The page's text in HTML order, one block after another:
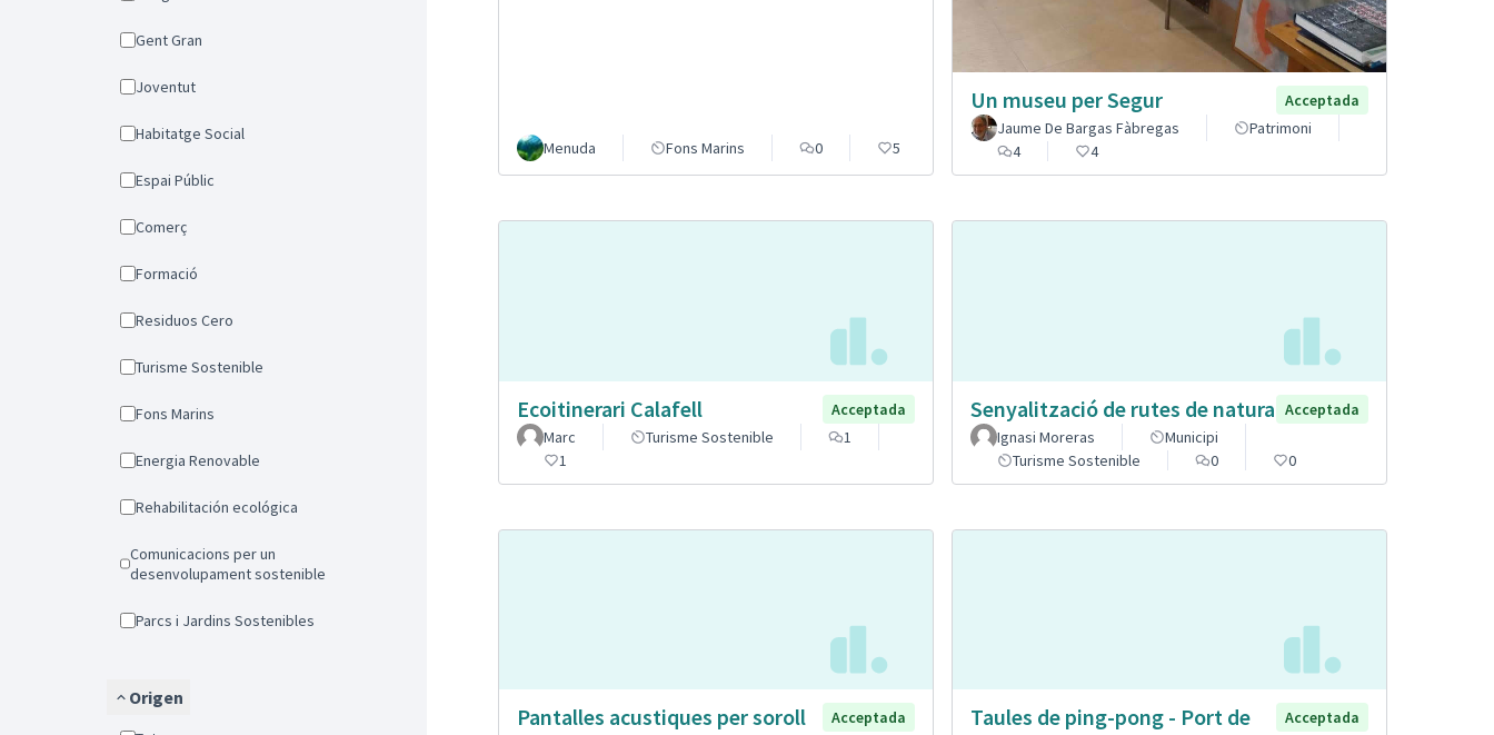
Gent Gran
Joventut
Habitatge Social
Espai Públic
Comerç
Formació
Residuos Cero
Turisme Sostenible
Fons Marins
Energia Renovable
Rehabilitación ecológica
Comunicacions per un
desenvolupament sostenible
Parcs i Jardins Sostenibles
Origen
Menuda Fons Marins 0 5
Un museu per Segur
Acceptada
Jaume De Bargas Fàbregas
Patrimoni
4
4
Ecoitinerari Calafell
Acceptada
Marc
Turisme Sostenible
1
1
Senyalització de rutes de natura Acceptada
Ignasi Moreras
Municipi
Turisme Sostenible
0 0
Pantalles acustiques per soroll
Acceptada
Taules de ping-pong - Port de
Acceptada